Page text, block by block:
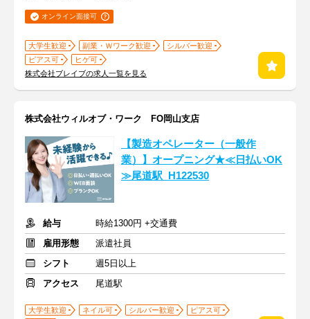
オンライン面接可
大学生歓迎 副業・Ｗワーク歓迎
シルバー歓迎
ピアス可
ヒゲ可
株式会社ブレイブの求人一覧を見る
株式会社ウィルオブ・ワーク FO岡山支店
【製造オペレーター（一般作
業）】オープニング★≪日払いOK
≫尾道駅_H122530
給与
時給1300円 +交通費
雇用形態
派遣社員
シフト
週5日以上
アクセス
尾道駅
大学生歓迎 ネイル可 シルバー歓迎
ピアス可